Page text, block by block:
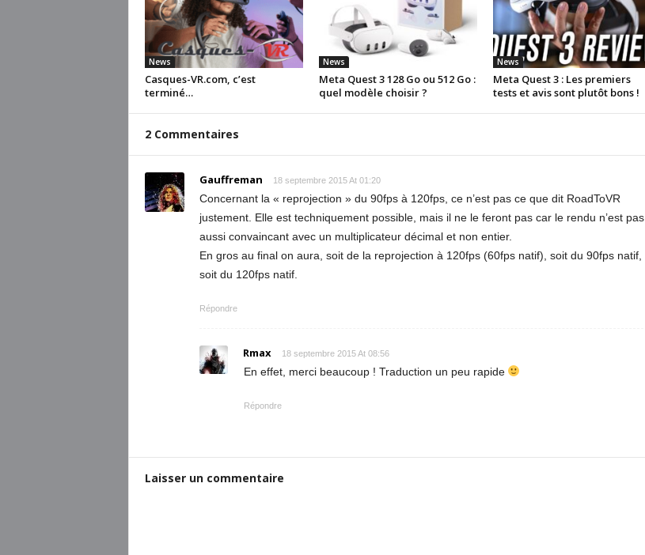
News
Casques-VR.com, c’est
terminé…
News
Meta Quest 3 128 Go ou 512 Go :
quel modèle choisir ?
News
Meta Quest 3 : Les premiers
tests et avis sont plutôt bons !
2 Commentaires
Gauffreman 18 septembre 2015 At 01:20
Concernant la « reprojection » du 90fps à 120fps, ce n’est pas ce que dit RoadToVR
justement. Elle est techniquement possible, mais il ne le feront pas car le rendu n’est pas
aussi convaincant avec un multiplicateur décimal et non entier.
En gros au final on aura, soit de la reprojection à 120fps (60fps natif), soit du 90fps natif,
soit du 120fps natif.
Répondre
Rmax 18 septembre 2015 At 08:56
En effet, merci beaucoup ! Traduction un peu rapide
Répondre
Laisser un commentaire